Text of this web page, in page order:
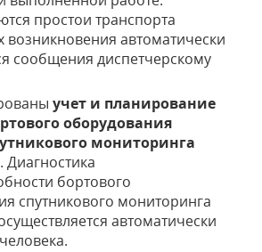
простои транспорта
возникновения автоматически
сообщения диспетчерскому
учет и планирование
оборудования
мониторинга
. Диагностика
бортового
спутникового мониторинга
автоматически